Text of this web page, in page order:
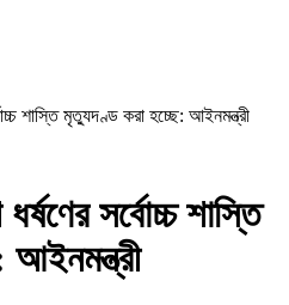
শাস্তি মৃত্যুদণ্ড করা হচ্ছে: আইনমন্ত্রী
ধর্ষণের সর্বোচ্চ শাস্তি